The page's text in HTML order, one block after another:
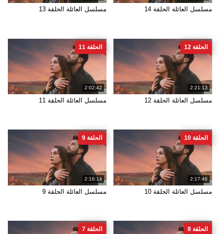
مسلسل العائلة الحلقة 14 مسلسل العائلة الحلقة 13
2:21:13
الحلقة 12
مسلسل العائلة الحلقة 12
2:02:42
الحلقة 11
مسلسل العائلة الحلقة 11
2:17:46
الحلقة 10
مسلسل العائلة الحلقة 10
2:16:14
الحلقة 9
مسلسل العائلة الحلقة 9
الحلقة 8 الحلقة 7